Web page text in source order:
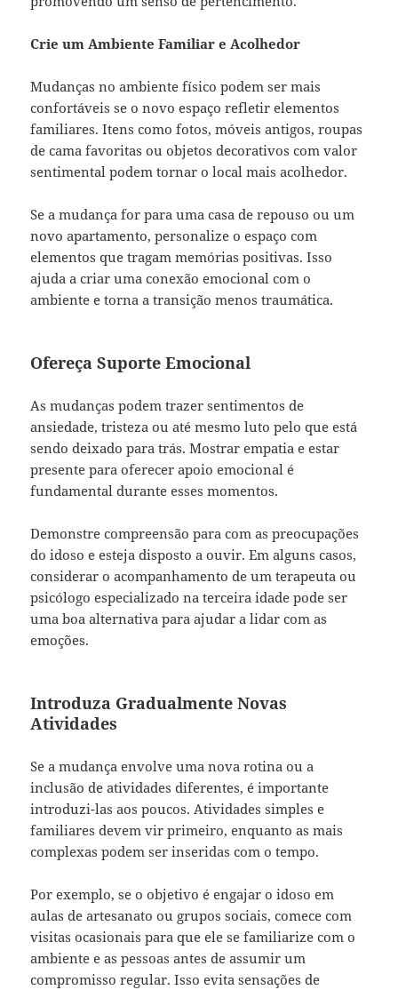
Crie um Ambiente Familiar e Acolhedor
Mudanças no ambiente físico podem ser mais
confortáveis se o novo espaço refletir elementos
familiares. Itens como fotos, móveis antigos, roupas
de cama favoritas ou objetos decorativos com valor
sentimental podem tornar o local mais acolhedor.
Se a mudança for para uma casa de repouso ou um
novo apartamento, personalize o espaço com
elementos que tragam memórias positivas. Isso
ajuda a criar uma conexão emocional com o
ambiente e torna a transição menos traumática.
Ofereça Suporte Emocional
As mudanças podem trazer sentimentos de
ansiedade, tristeza ou até mesmo luto pelo que está
sendo deixado para trás. Mostrar empatia e estar
presente para oferecer apoio emocional é
fundamental durante esses momentos.
Demonstre compreensão para com as preocupações
do idoso e esteja disposto a ouvir. Em alguns casos,
considerar o acompanhamento de um terapeuta ou
psicólogo especializado na terceira idade pode ser
uma boa alternativa para ajudar a lidar com as
emoções.
Introduza Gradualmente Novas
Atividades
Se a mudança envolve uma nova rotina ou a
inclusão de atividades diferentes, é importante
introduzi-las aos poucos. Atividades simples e
familiares devem vir primeiro, enquanto as mais
complexas podem ser inseridas com o tempo.
Por exemplo, se o objetivo é engajar o idoso em
aulas de artesanato ou grupos sociais, comece com
visitas ocasionais para que ele se familiarize com o
ambiente e as pessoas antes de assumir um
compromisso regular. Isso evita sensações de